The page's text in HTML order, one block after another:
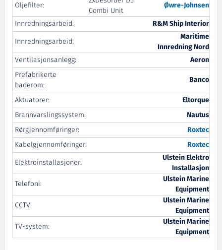
Oljefilter:
Combi Unit
Øwre-Johnsen
Innredningsarbeid:
R&M Ship Interior
Innredningsarbeid:
Maritime
Innredning Nord
Ventilasjonsanlegg:
Aeron
Prefabrikerte
baderom:
Banco
Aktuatorer:
Eltorque
Brannvarslingssystem:
Nautus
Rørgjennomføringer:
Roxtec
Kabelgjennomføringer:
Roxtec
Elektroinstallasjoner:
Ulstein Elektro
Installasjon
Telefoni:
Ulstein Marine
Equipment
CCTV:
Ulstein Marine
Equipment
TV-system:
Ulstein Marine
Equipment